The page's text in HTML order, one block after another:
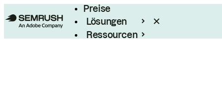
Preise
Lösungen
Ressourcen